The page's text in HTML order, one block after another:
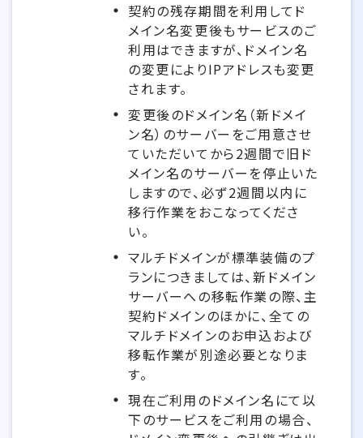
契約の残存期間を利用してド
メイン名変更後もサービスのご
利用はできますが、ドメイン名
の変更によりIPアドレスも変更
されます。
変更後のドメイン名（新ドメイ
ン名）のサーバーをご用意させ
ていただいてから2週間で旧ド
メイン名のサーバーを停止いた
しますので、必ず2週間以内に
移行作業をおこなってくださ
い。
マルチドメインが標準装備のプ
ランにつきましては、新ドメイン
サーバーへの移転作業の際、主
契約ドメインのほかに、全ての
マルチドメインのお申込および
移転作業が別途必要となりま
す。
現在ご利用のドメイン名にて以
下のサービスをご利用の場合、